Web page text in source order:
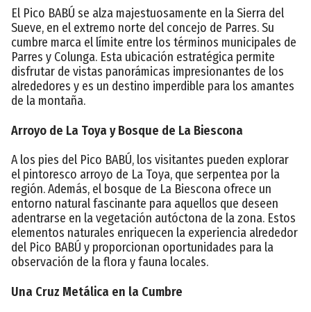
El Pico BABÚ se alza majestuosamente en la Sierra del
Sueve, en el extremo norte del concejo de Parres. Su
cumbre marca el límite entre los términos municipales de
Parres y Colunga. Esta ubicación estratégica permite
disfrutar de vistas panorámicas impresionantes de los
alrededores y es un destino imperdible para los amantes
de la montaña.
Arroyo de La Toya y Bosque de La Biescona
A los pies del Pico BABÚ, los visitantes pueden explorar
el pintoresco arroyo de La Toya, que serpentea por la
región. Además, el bosque de La Biescona ofrece un
entorno natural fascinante para aquellos que deseen
adentrarse en la vegetación autóctona de la zona. Estos
elementos naturales enriquecen la experiencia alrededor
del Pico BABÚ y proporcionan oportunidades para la
observación de la flora y fauna locales.
Una Cruz Metálica en la Cumbre